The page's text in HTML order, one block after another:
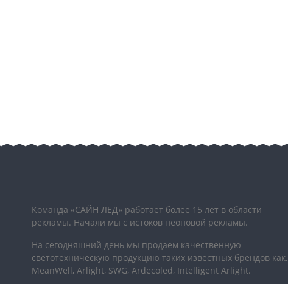
Команда «САЙН ЛЕД» работает более 15 лет в области
рекламы. Начали мы с истоков неоновой рекламы.
На сегодняшний день мы продаем качественную
светотехническую продукцию таких известных брендов как,
MeanWell, Arlight, SWG, Ardecoled, Intelligent Arlight.